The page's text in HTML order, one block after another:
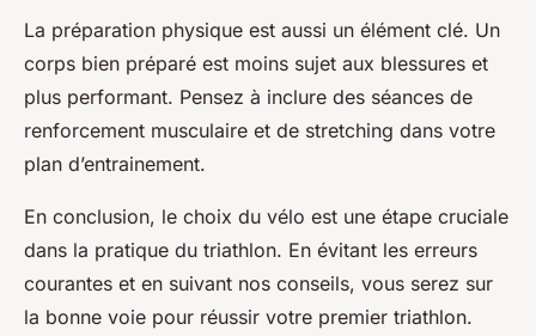
La préparation physique est aussi un élément clé. Un
corps bien préparé est moins sujet aux blessures et
plus performant. Pensez à inclure des séances de
renforcement musculaire et de stretching dans votre
plan d’entrainement.
En conclusion, le choix du vélo est une étape cruciale
dans la pratique du triathlon. En évitant les erreurs
courantes et en suivant nos conseils, vous serez sur
la bonne voie pour réussir votre premier triathlon.